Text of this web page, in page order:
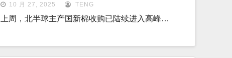
10 月 27, 2025 TENG
上周，北半球主产国新棉收购已陆续进入高峰…